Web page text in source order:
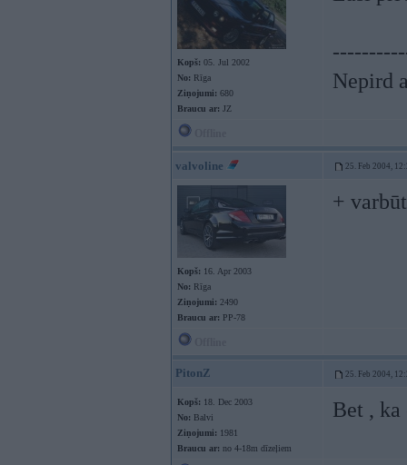
Kopš: 05. Jul 2002
No: Rīga
Ziņojumi: 680
Braucu ar: JZ
Nepird
valvoline 25. Feb 2004,
Kopš: 16. Apr 2003
No: Rīga
Ziņojumi: 2490
Braucu ar: PP-78
+
PitonZ 25. Feb 2004,
Kopš: 18. Dec 2003
No: Balvi
Ziņojumi: 1981
Braucu ar: no 4-18m dīzeļiem
Bet , ka